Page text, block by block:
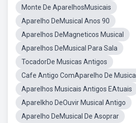
Monte De AparelhosMusicais
Aparelho DeMusical Anos 90
Aparelhos DeMagneticos Musical
Aparelhos DeMusical Para Sala
TocadorDe Musicas Antigos
Cafe Antigo ComAparelho De Musical
Aparelhos Musicais Antigos EAtuais
Aparelkho DeOuvir Musical Antigo
Aparelho DeMusical De Asoprar